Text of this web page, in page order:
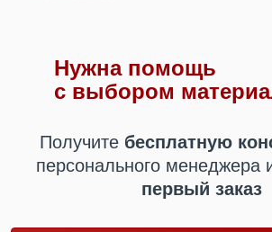
Нужна помощь
с выбором
Получите бесплатную
персонального менеджера
первый заказ